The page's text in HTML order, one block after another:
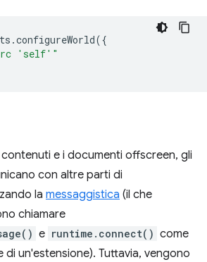
.configureWorld({
'self'"
e i documenti offscreen, gli
con altre parti di
la messaggistica (il che
chiamare
e runtime.connect() come
di un'estensione). Tuttavia, vengono